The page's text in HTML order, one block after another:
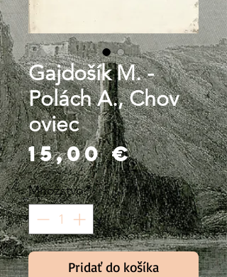
Gajdošík M. -
Polách A., Chov
oviec
15,00 €Price
Množstvo*
Pridať do košíka